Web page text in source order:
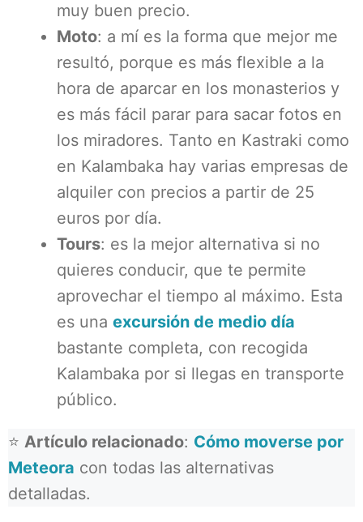
muy buen precio.
Moto: a mí es la forma que mejor me
resultó, porque es más flexible a la
hora de aparcar en los monasterios y
es más fácil parar para sacar fotos en
los miradores. Tanto en Kastraki como
en Kalambaka hay varias empresas de
alquiler con precios a partir de 25
euros por día.
Tours: es la mejor alternativa si no
quieres conducir, que te permite
aprovechar el tiempo al máximo. Esta
es una excursión de medio día
bastante completa, con recogida
Kalambaka por si llegas en transporte
público.
⭐ Artículo relacionado: Cómo moverse por
Meteora con todas las alternativas
detalladas.